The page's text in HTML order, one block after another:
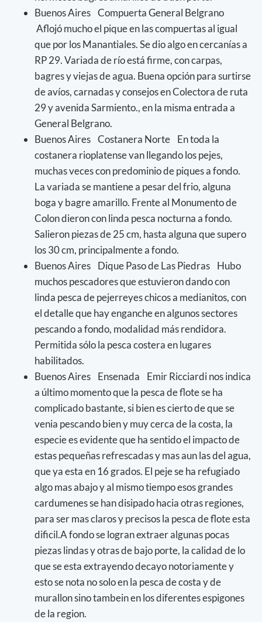
Buenos Aires Compuerta General Belgrano
Aflojó mucho el pique en las compuertas al igual
que por los Manantiales. Se dio algo en cercanías a
RP 29. Variada de río está firme, con carpas,
bagres y viejas de agua. Buena opción para surtirse
de avíos, carnadas y consejos en Colectora de ruta
29 y avenida Sarmiento., en la misma entrada a
General Belgrano.
Buenos Aires Costanera Norte En toda la
costanera rioplatense van llegando los pejes,
muchas veces con predominio de piques a fondo.
La variada se mantiene a pesar del frio, alguna
boga y bagre amarillo. Frente al Monumento de
Colon dieron con linda pesca nocturna a fondo.
Salieron piezas de 25 cm, hasta alguna que supero
los 30 cm, principalmente a fondo.
Buenos Aires Dique Paso de Las Piedras Hubo
muchos pescadores que estuvieron dando con
linda pesca de pejerreyes chicos a medianitos, con
el detalle que hay enganche en algunos sectores
pescando a fondo, modalidad más rendidora.
Permitida sólo la pesca costera en lugares
habilitados.
Buenos Aires Ensenada Emir Ricciardi nos indica
a último momento que la pesca de flote se ha
complicado bastante, si bien es cierto de que se
venia pescando bien y muy cerca de la costa, la
especie es evidente que ha sentido el impacto de
estas pequeñas refrescadas y mas aun las del agua,
que ya esta en 16 grados. El peje se ha refugiado
algo mas abajo y al mismo tiempo esos grandes
cardumenes se han disipado hacia otras regiones,
para ser mas claros y precisos la pesca de flote esta
dificil.A fondo se logran extraer algunas pocas
piezas lindas y otras de bajo porte, la calidad de lo
que se esta extrayendo decayo notoriamente y
esto se nota no solo en la pesca de costa y de
murallon sino tambein en los diferentes espigones
de la region.